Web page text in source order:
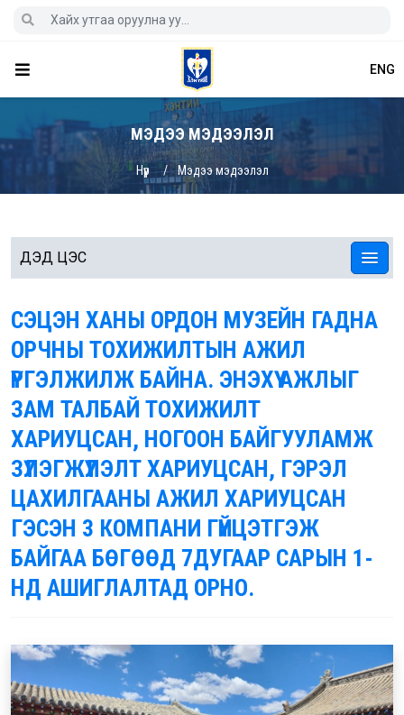
ENG
МЭДЭЭ МЭДЭЭЛЭЛ
Нүүр Мэдээ мэдээлэл
ДЭД ЦЭС
СЭЦЭН ХАНЫ ОРДОН МУЗЕЙН ГАДНА
ОРЧНЫ ТОХИЖИЛТЫН АЖИЛ
ҮРГЭЛЖИЛЖ БАЙНА. ЭНЭХҮҮ АЖЛЫГ
ЗАМ ТАЛБАЙ ТОХИЖИЛТ
ХАРИУЦСАН, НОГООН БАЙГУУЛАМЖ
ЗҮЛЭГЖҮҮЛЭЛТ ХАРИУЦСАН, ГЭРЭЛ
ЦАХИЛГААНЫ АЖИЛ ХАРИУЦСАН
ГЭСЭН 3 КОМПАНИ ГҮЙЦЭТГЭЖ
БАЙГАА БӨГӨӨД 7ДУГААР САРЫН 1-
НД АШИГЛАЛТАД ОРНО.